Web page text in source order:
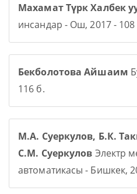
Махамат Түрк Халбек
инсандар - Ош, 2017 - 108
Бекболотова Айшаим
116 б.
М.А. Суеркулов, Б.К.
С.М. Суеркулов Электр
автоматикасы - Бишкек,